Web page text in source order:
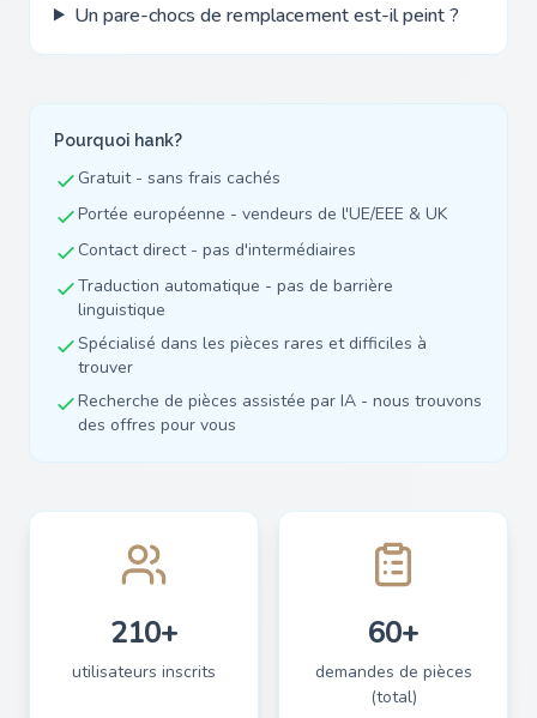
Un pare-chocs de remplacement est-il peint ?
Pourquoi hank?
Gratuit - sans frais cachés
Portée européenne - vendeurs de l'UE/EEE & UK
Contact direct - pas d'intermédiaires
Traduction automatique - pas de barrière
linguistique
Spécialisé dans les pièces rares et difficiles à
trouver
Recherche de pièces assistée par IA - nous trouvons
des offres pour vous
210+
utilisateurs inscrits
60+
demandes de pièces
(total)